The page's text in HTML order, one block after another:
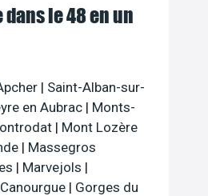
le 48 en un
| Saint-Alban-sur-
en Aubrac | Monts-
| Mont Lozère
| Massegros
| Marvejols |
| Gorges du